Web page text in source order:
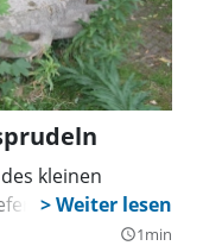
kleinen
query_builder1min